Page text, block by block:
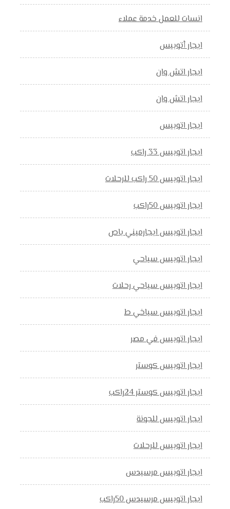
انسات للعمل خدمة عملاء
ايجار أتوبيس
ايجار اتش وان
ايجار اتش وان
ايجار اتوبيس
ايجار اتوبيس 33 راكب
ايجار اتوبيس 50 راكب للرحلات
ايجار اتوبيس 50راكب
ايجار اتوبيس ايجارميني باص
ايجار اتوبيس سياحي
ايجار اتوبيس سياحي رحلات
ايجار اتوبيس سياخي ط
ايجار اتوبيس في مصر
ايجار اتوبيس كوستر
ايجار اتوبيس كوستر 24راكب
ايجار اتوبيس للجونة
ايجار اتوبيس للرحلات
ايجار اتوبيس مرسيدس
ايجار اتوبيس مرسيدس 50راكب